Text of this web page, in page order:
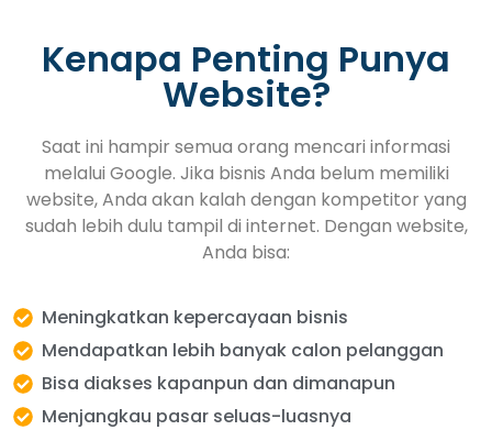
Kenapa Penting Punya
Website?
Saat ini hampir semua orang mencari informasi
melalui Google. Jika bisnis Anda belum memiliki
website, Anda akan kalah dengan kompetitor yang
sudah lebih dulu tampil di internet. Dengan website,
Anda bisa:
Meningkatkan kepercayaan bisnis
Mendapatkan lebih banyak calon pelanggan
Bisa diakses kapanpun dan dimanapun
Menjangkau pasar seluas-luasnya